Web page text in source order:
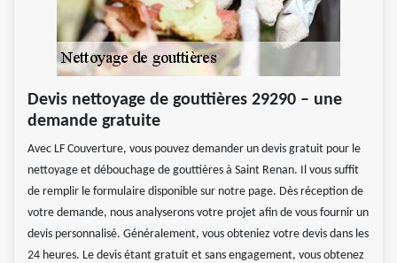
Devis nettoyage de gouttières 29290 – une
demande gratuite
Avec LF Couverture, vous pouvez demander un devis gratuit pour le
nettoyage et débouchage de gouttières à Saint Renan. Il vous suffit
de remplir le formulaire disponible sur notre page. Dès réception de
votre demande, nous analyserons votre projet afin de vous fournir un
devis personnalisé. Généralement, vous obteniez votre devis dans les
24 heures. Le devis étant gratuit et sans engagement, vous obtenez